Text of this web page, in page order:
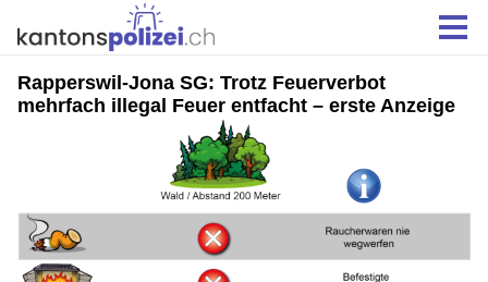
Rapperswil-Jona SG: Trotz Feuerverbot
mehrfach illegal Feuer entfacht – erste Anzeige